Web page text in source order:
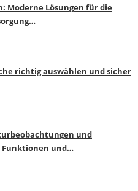
Moderne Lösungen für die
richtig auswählen und sicher
und
Funktionen und…